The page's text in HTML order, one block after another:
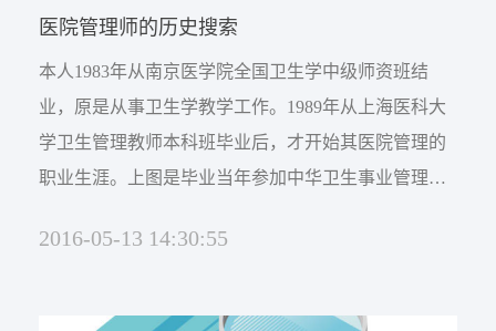
医院管理师的历史搜索
本人1983年从南京医学院全国卫生学中级师资班结
业，原是从事卫生学教学工作。1989年从上海医科大
学卫生管理教师本科班毕业后，才开始其医院管理的
职业生涯。上图是毕业当年参加中华卫生事业管理学
业副高职称，2002年从省级卫生事业单位停薪留职到
年公开出版了《把脉中小民营医疗：无障碍医院思想
2016-05-13 14:30:55